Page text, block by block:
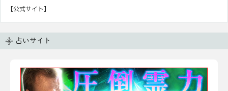
【公式サイト】
占いサイト